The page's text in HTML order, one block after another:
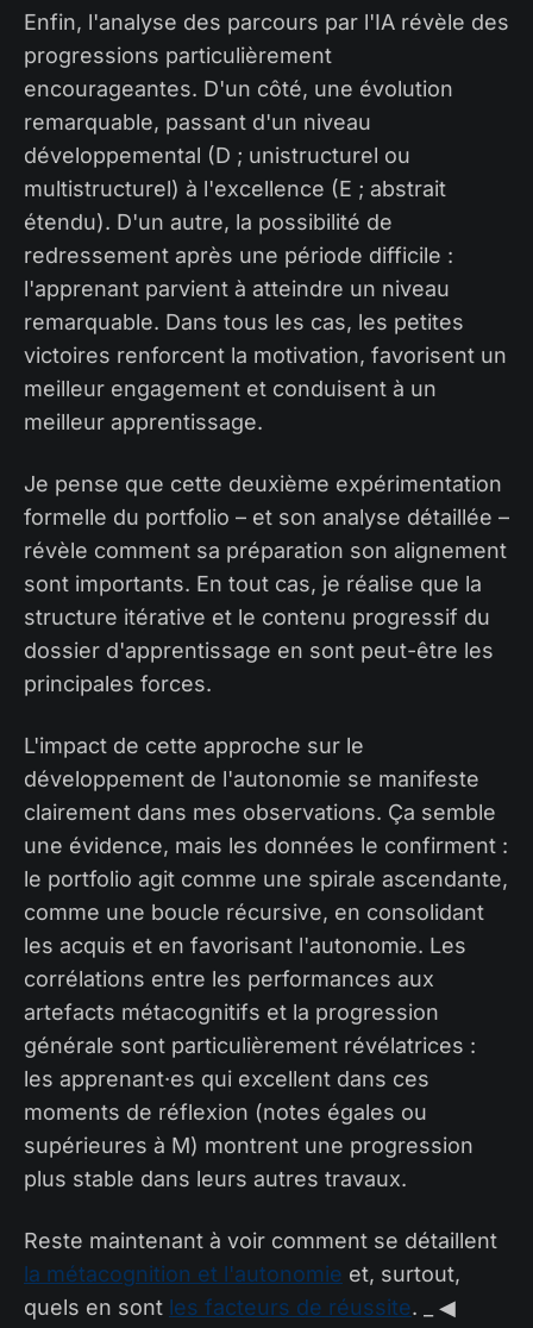
Enfin, l'analyse des parcours par l'IA révèle des
progressions particulièrement
encourageantes. D'un côté, une évolution
remarquable, passant d'un niveau
développemental (D ; unistructurel ou
multistructurel) à l'excellence (E ; abstrait
étendu). D'un autre, la possibilité de
redressement après une période difficile :
l'apprenant parvient à atteindre un niveau
remarquable. Dans tous les cas, les petites
victoires renforcent la motivation, favorisent un
meilleur engagement et conduisent à un
meilleur apprentissage.
Je pense que cette deuxième expérimentation
formelle du portfolio – et son analyse détaillée –
révèle comment sa préparation son alignement
sont importants. En tout cas, je réalise que la
structure itérative et le contenu progressif du
dossier d'apprentissage en sont peut-être les
principales forces.
L'impact de cette approche sur le
développement de l'autonomie se manifeste
clairement dans mes observations. Ça semble
une évidence, mais les données le confirment :
le portfolio agit comme une spirale ascendante,
comme une boucle récursive, en consolidant
les acquis et en favorisant l'autonomie. Les
corrélations entre les performances aux
artefacts métacognitifs et la progression
générale sont particulièrement révélatrices :
les apprenant·es qui excellent dans ces
moments de réflexion (notes égales ou
supérieures à M) montrent une progression
plus stable dans leurs autres travaux.
Reste maintenant à voir comment se détaillent
la métacognition et l'autonomie et, surtout,
quels en sont les facteurs de réussite. _ ◀︎